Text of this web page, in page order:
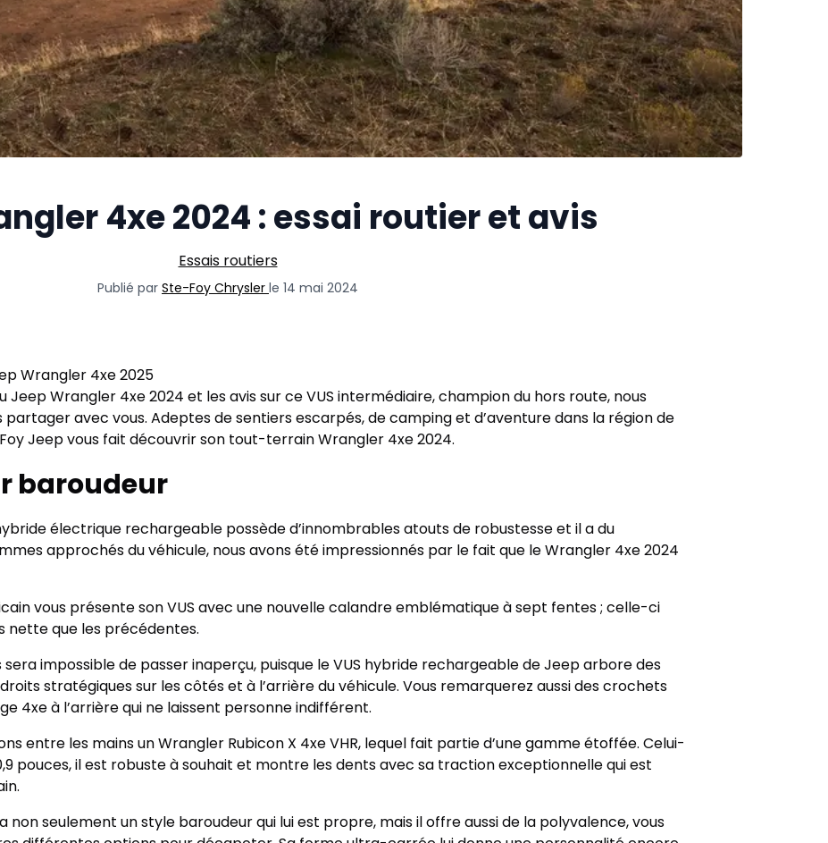
4xe 2024 : essai routier et avis
Essais routiers
Publié par Ste-Foy Chrysler le 14 mai 2024
Wrangler 4xe 2025
Jeep Wrangler 4xe 2024 et les avis sur ce VUS intermédiaire, champion du hors route, nous
avec vous. Adeptes de sentiers escarpés, de camping et d’aventure dans la région de
Jeep vous fait découvrir son tout-terrain Wrangler 4xe 2024.
baroudeur
électrique rechargeable possède d’innombrables atouts de robustesse et il a du
approchés du véhicule, nous avons été impressionnés par le fait que le Wrangler 4xe 2024
vous présente son VUS avec une nouvelle calandre emblématique à sept fentes ; celle-ci
nette que les précédentes.
impossible de passer inaperçu, puisque le VUS hybride rechargeable de Jeep arbore des
stratégiques sur les côtés et à l’arrière du véhicule. Vous remarquerez aussi des crochets
4xe à l’arrière qui ne laissent personne indifférent.
entre les mains un Wrangler Rubicon X 4xe VHR, lequel fait partie d’une gamme étoffée. Celui-
pouces, il est robuste à souhait et montre les dents avec sa traction exceptionnelle qui est
non seulement un style baroudeur qui lui est propre, mais il offre aussi de la polyvalence, vous